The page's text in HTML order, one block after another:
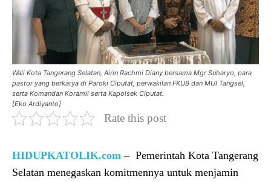
Wali Kota Tangerang Selatan, Airin Rachmi Diany bersama Mgr Suharyo, para
pastor yang berkarya di Paroki Ciputat, perwakilan FKUB dan MUI Tangsel,
serta Komandan Koramil serta Kapolsek Ciputat.
[Eko Ardiyanto]
Rate this post
HIDUPKATOLIK.com – Pemerintah Kota Tangerang
Selatan menegaskan komitmennya untuk menjamin